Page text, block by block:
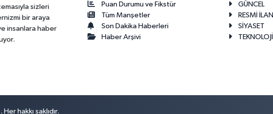
sizleri
bir araya
insanlara haber
Puan Durumu ve Fikstür
Tüm Manşetler
Son Dakika Haberleri
Haber Arşivi
GÜNCEL
RESMİ İLAN
SİYASET
TEKNOLOJİ
hakkı saklıdır.